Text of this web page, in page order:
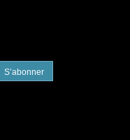
S’abonner